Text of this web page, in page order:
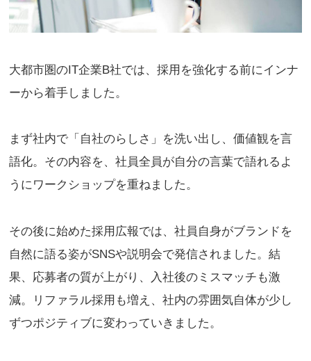
大都市圏のIT企業B社では、採用を強化する前にインナ
ーから着手しました。
まず社内で「自社のらしさ」を洗い出し、価値観を言
語化。その内容を、社員全員が自分の言葉で語れるよ
うにワークショップを重ねました。
その後に始めた採用広報では、社員自身がブランドを
自然に語る姿がSNSや説明会で発信されました。結
果、応募者の質が上がり、入社後のミスマッチも激
減。リファラル採用も増え、社内の雰囲気自体が少し
ずつポジティブに変わっていきました。